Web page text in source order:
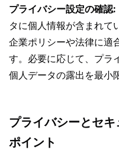
プライバシー設定の確認:
タに個人情報が含まれて
企業ポリシーや法律に適
す。必要に応じて、プラ
個人データの露出を最小
プライバシーとセ
ポイント